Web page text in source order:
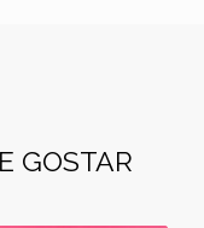
GOSTAR